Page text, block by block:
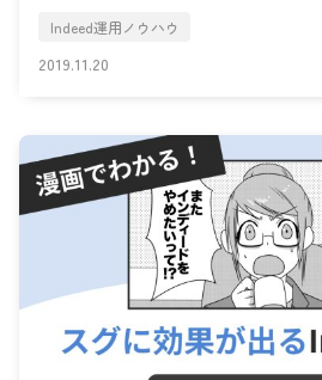
Indeed運用ノウハウ
2019.11.20